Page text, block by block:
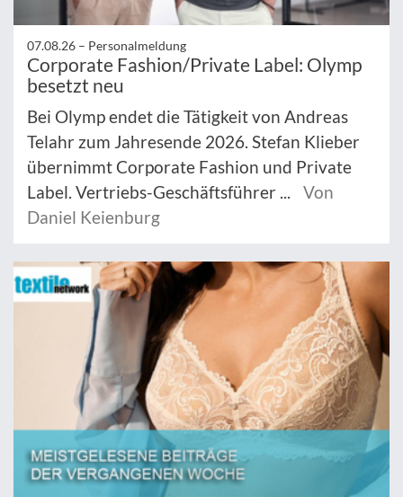
07.08.26 – Personalmeldung
Corporate Fashion/Private Label: Olymp
besetzt neu
Bei Olymp endet die Tätigkeit von Andreas
Telahr zum Jahresende 2026. Stefan Klieber
übernimmt Corporate Fashion und Private
Label. Vertriebs-Geschäftsführer ...
Von
Daniel Keienburg